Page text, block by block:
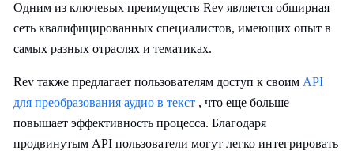
Одним из ключевых преимуществ Rev является обширная
сеть квалифицированных специалистов, имеющих опыт в
самых разных отраслях и тематиках.
Rev также предлагает пользователям доступ к своим API
для преобразования аудио в текст , что еще больше
повышает эффективность процесса. Благодаря
продвинутым API пользователи могут легко интегрировать